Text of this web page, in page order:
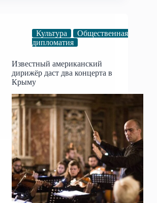
Культура
Общественная
дипломатия
Известный американский
дирижёр даст два концерта в
Крыму